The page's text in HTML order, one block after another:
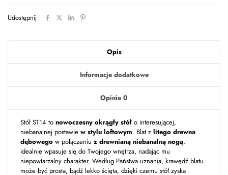
Udostępnij
Opis
Informacje dodatkowe
Opinie 0
Stół ST14 to nowoczesny okrągły stóło interesującej,
niebanalnej postawie w stylu loftowym. Blat z litego drewna
dębowegow połączeniu z drewnianą niebanalną nogą,
idealnie wpasuje się do Twojego wnętrza, nadając mu
niepowtarzalny charakter. Według Państwa uznania, krawędź blatu
może być prosta, bądź lekko ścięta, dzięki czemu stół zyska